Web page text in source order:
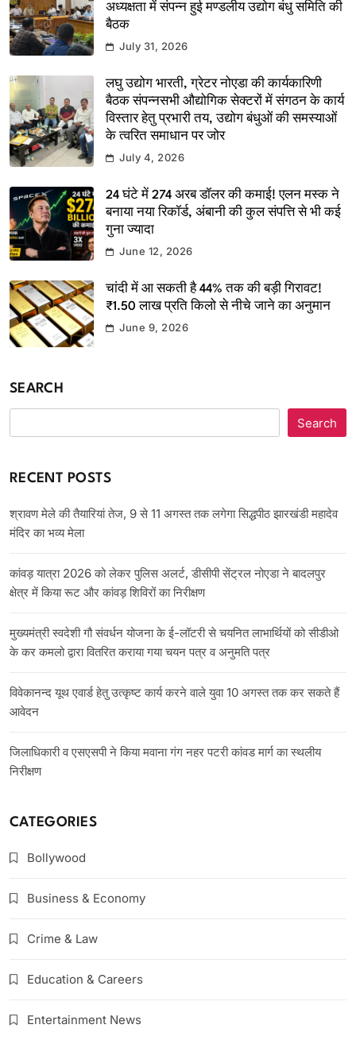
अध्यक्षता में संपन्न हुई मण्डलीय उद्योग बंधु समिति की
बैठक
July 31, 2026
लघु उद्योग भारती, ग्रेटर नोएडा की कार्यकारिणी
बैठक संपन्नसभी औद्योगिक सेक्टरों में संगठन के कार्य
विस्तार हेतु प्रभारी तय, उद्योग बंधुओं की समस्याओं
के त्वरित समाधान पर जोर
July 4, 2026
24 घंटे में 274 अरब डॉलर की कमाई! एलन मस्क ने
बनाया नया रिकॉर्ड, अंबानी की कुल संपत्ति से भी कई
गुना ज्यादा
June 12, 2026
चांदी में आ सकती है 44% तक की बड़ी गिरावट!
₹1.50 लाख प्रति किलो से नीचे जाने का अनुमान
June 9, 2026
SEARCH
Search
RECENT POSTS
श्रावण मेले की तैयारियां तेज, 9 से 11 अगस्त तक लगेगा सिद्धपीठ झारखंडी महादेव
मंदिर का भव्य मेला
कांवड़ यात्रा 2026 को लेकर पुलिस अलर्ट, डीसीपी सेंट्रल नोएडा ने बादलपुर
क्षेत्र में किया रूट और कांवड़ शिविरों का निरीक्षण
मुख्यमंत्री स्वदेशी गौ संवर्धन योजना के ई-लॉटरी से चयनित लाभार्थियों को सीडीओ
के कर कमलो द्वारा वितरित कराया गया चयन पत्र व अनुमति पत्र
विवेकानन्द यूथ एवार्ड हेतु उत्कृष्ट कार्य करने वाले युवा 10 अगस्त तक कर सकते हैं
आवेदन
जिलाधिकारी व एसएसपी ने किया मवाना गंग नहर पटरी कांवड मार्ग का स्थलीय
निरीक्षण
CATEGORIES
Bollywood
Business & Economy
Crime & Law
Education & Careers
Entertainment News